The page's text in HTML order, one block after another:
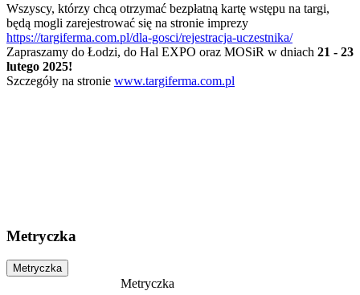
Wszyscy, którzy chcą otrzymać bezpłatną kartę wstępu na targi,
będą mogli zarejestrować się na stronie imprezy
https://targiferma.com.pl/dla-gosci/rejestracja-uczestnika/
Zapraszamy do Łodzi, do Hal EXPO oraz MOSiR w dniach 21 - 23
lutego 2025!
Szczegóły na stronie www.targiferma.com.pl
Metryczka
Metryczka
Metryczka